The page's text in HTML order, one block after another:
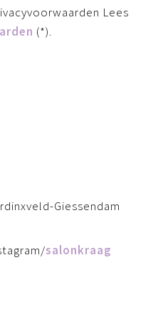
Lees
(*).
Giessendam
salonkraag